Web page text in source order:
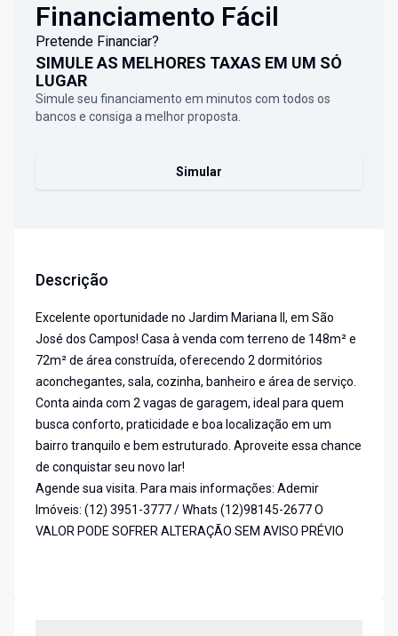
Financiamento Fácil
Pretende Financiar?
SIMULE AS MELHORES TAXAS EM UM SÓ
LUGAR
Simule seu financiamento em minutos com todos os
bancos e consiga a melhor proposta.
Simular
Descrição
Excelente oportunidade no Jardim Mariana II, em São
José dos Campos! Casa à venda com terreno de 148m² e
72m² de área construída, oferecendo 2 dormitórios
aconchegantes, sala, cozinha, banheiro e área de serviço.
Conta ainda com 2 vagas de garagem, ideal para quem
busca conforto, praticidade e boa localização em um
bairro tranquilo e bem estruturado. Aproveite essa chance
de conquistar seu novo lar!
Agende sua visita. Para mais informações: Ademir
Imóveis: (12) 3951-3777 / Whats (12)98145-2677 O
VALOR PODE SOFRER ALTERAÇÃO SEM AVISO PRÉVIO